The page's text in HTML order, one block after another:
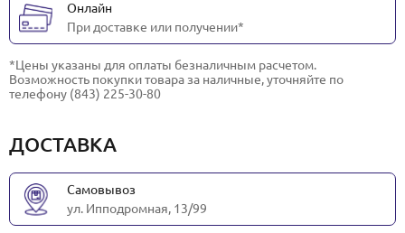
Онлайн
При доставке или получении*
*Цены указаны для оплаты безналичным расчетом.
Возможность покупки товара за наличные, уточняйте по
телефону (843) 225-30-80
ДОСТАВКА
Самовывоз
ул. Ипподромная, 13/99